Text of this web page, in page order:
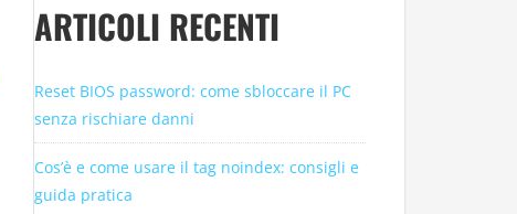
ARTICOLI RECENTI
Reset BIOS password: come sbloccare il PC
senza rischiare danni
Cos’è e come usare il tag noindex: consigli e
guida pratica